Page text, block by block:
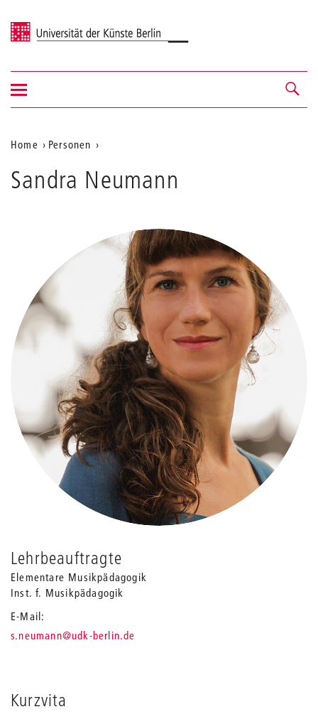
Universität der Künste Berlin
Navigation &
Suche
Navigation
ein-/ausblenden
Aktuelle
Position
auf
Home
Personen
Sandra Neumann
Lehrbeauftragte
Elementare Musikpädagogik
Inst. f. Musikpädagogik
E-Mail
s.neumann_
@udk-berlin.de
Kurzvita